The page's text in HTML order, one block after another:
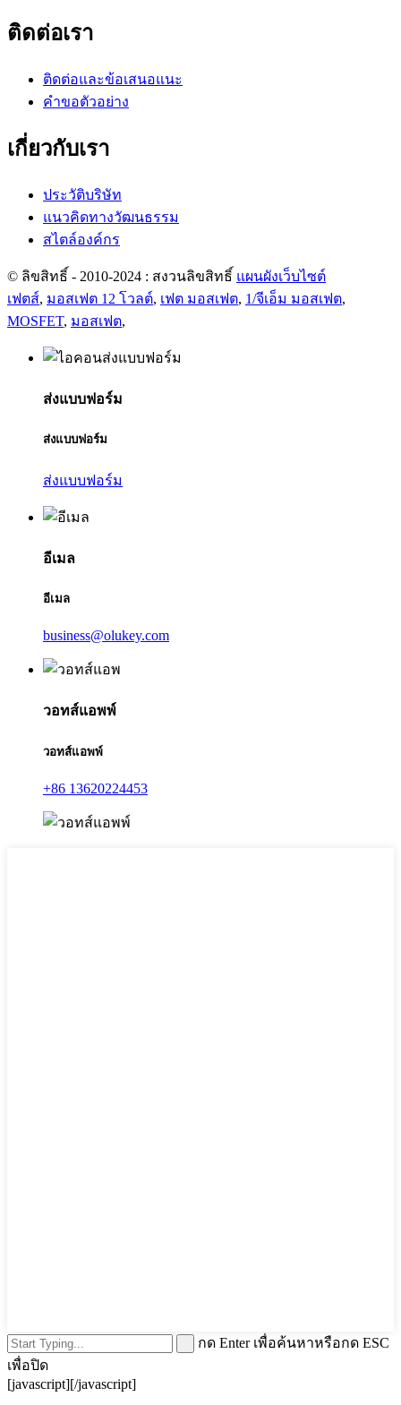
ติดต่อเรา
ติดต่อและข้อเสนอแนะ
คำขอตัวอย่าง
เกี่ยวกับเรา
ประวัติบริษัท
แนวคิดทางวัฒนธรรม
สไตล์องค์กร
© ลิขสิทธิ์ - 2010-2024 : สงวนลิขสิทธิ์ แผนผังเว็บไซต์
เฟตส์, มอสเฟต 12 โวลต์, เฟต มอสเฟต, 1/จีเอ็ม มอสเฟต,
MOSFET, มอสเฟต,
ส่งแบบฟอร์ม
ส่งแบบฟอร์ม
ส่งแบบฟอร์ม
อีเมล
อีเมล
business@olukey.com
วอทส์แอพพ์
วอทส์แอพพ์
+86 13620224453
กด Enter เพื่อค้นหาหรือกด ESC
เพื่อปิด
[javascript][/javascript]